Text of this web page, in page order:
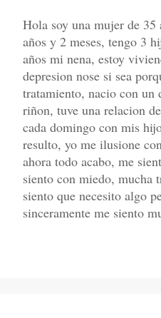
Hola soy una mujer de 35
años y 2 meses, tengo 3
años mi nena, estoy
depresion nose si sea
tratamiento, nacio con un
riñon, tuve una relacion
cada domingo con mis
resulto, yo me ilusione
ahora todo acabo, me
siento con miedo, mucha
siento que necesito algo
sinceramente me siento